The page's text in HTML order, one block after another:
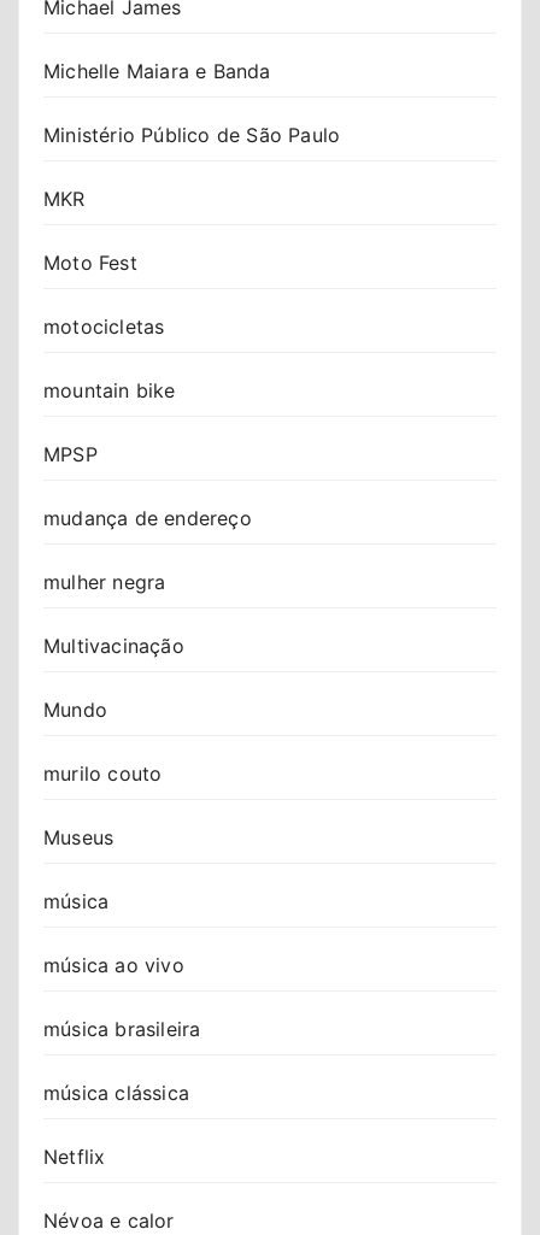
Michael James
Michelle Maiara e Banda
Ministério Público de São Paulo
MKR
Moto Fest
motocicletas
mountain bike
MPSP
mudança de endereço
mulher negra
Multivacinação
Mundo
murilo couto
Museus
música
música ao vivo
música brasileira
música clássica
Netflix
Névoa e calor